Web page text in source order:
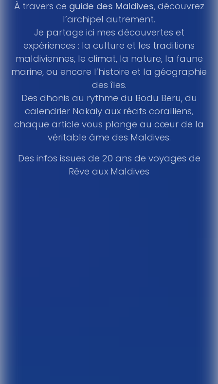
À travers ce guide des Maldives, découvrez
l’archipel autrement.
Je partage ici mes découvertes et
expériences : la culture et les traditions
maldiviennes, le climat, la nature, la faune
marine, ou encore l’histoire et la géographie
des îles.
Des dhonis au rythme du Bodu Beru, du
calendrier Nakaiy aux récifs coralliens,
chaque article vous plonge au cœur de la
véritable âme des Maldives.
Des infos issues de 20 ans de voyages de
Rêve aux Maldives